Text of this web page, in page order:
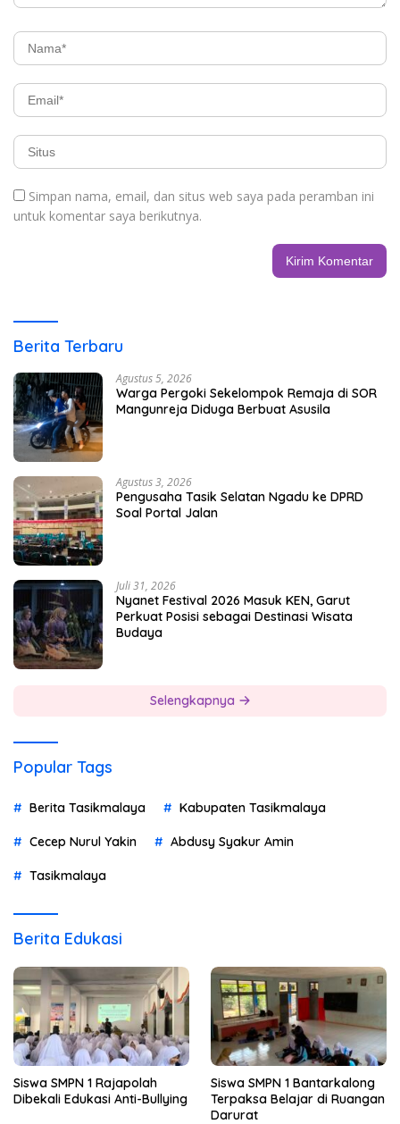
Simpan nama, email, dan situs web saya pada peramban ini
untuk komentar saya berikutnya.
Berita Terbaru
Agustus 5, 2026
Warga Pergoki Sekelompok Remaja di SOR
Mangunreja Diduga Berbuat Asusila
Agustus 3, 2026
Pengusaha Tasik Selatan Ngadu ke DPRD
Soal Portal Jalan
Juli 31, 2026
Nyanet Festival 2026 Masuk KEN, Garut
Perkuat Posisi sebagai Destinasi Wisata
Budaya
Selengkapnya
Popular Tags
Berita Tasikmalaya Kabupaten Tasikmalaya
Cecep Nurul Yakin Abdusy Syakur Amin
Tasikmalaya
Berita Edukasi
Siswa SMPN 1 Rajapolah
Dibekali Edukasi Anti-Bullying
Siswa SMPN 1 Bantarkalong
Terpaksa Belajar di Ruangan
Darurat